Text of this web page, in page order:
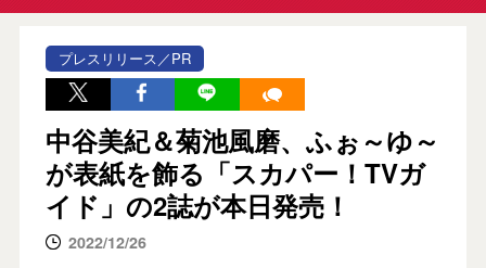
プレスリリース／PR
中谷美紀＆菊池風磨、ふぉ～ゆ～
が表紙を飾る「スカパー！TVガ
イド」の2誌が本日発売！
2022/12/26